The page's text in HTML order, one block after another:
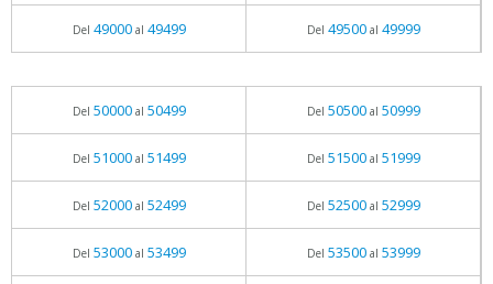
Del 49000al 49499 Del 49500al 49999
Del 50000al 50499 Del 50500al 50999
Del 51000al 51499 Del 51500al 51999
Del 52000al 52499 Del 52500al 52999
Del 53000al 53499 Del 53500al 53999